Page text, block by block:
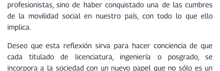
profesionistas, sino de haber conquistado una de las cumbres
de la movilidad social en nuestro país, con todo lo que ello
implica.
Deseo que esta reflexión sirva para hacer conciencia de que
cada titulado de licenciatura, ingeniería o posgrado, se
incorpora a la sociedad con un nuevo papel que no sólo es un